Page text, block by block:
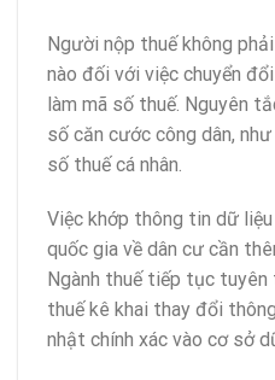
Người nộp thuế không
nào đối với việc chuyển
làm mã số thuế. Nguyên
số căn cước công dân,
số thuế cá nhân.
Việc khớp thông tin dữ
quốc gia về dân cư cần
Ngành thuế tiếp tục
thuế kê khai thay đổi
nhật chính xác vào cơ sở